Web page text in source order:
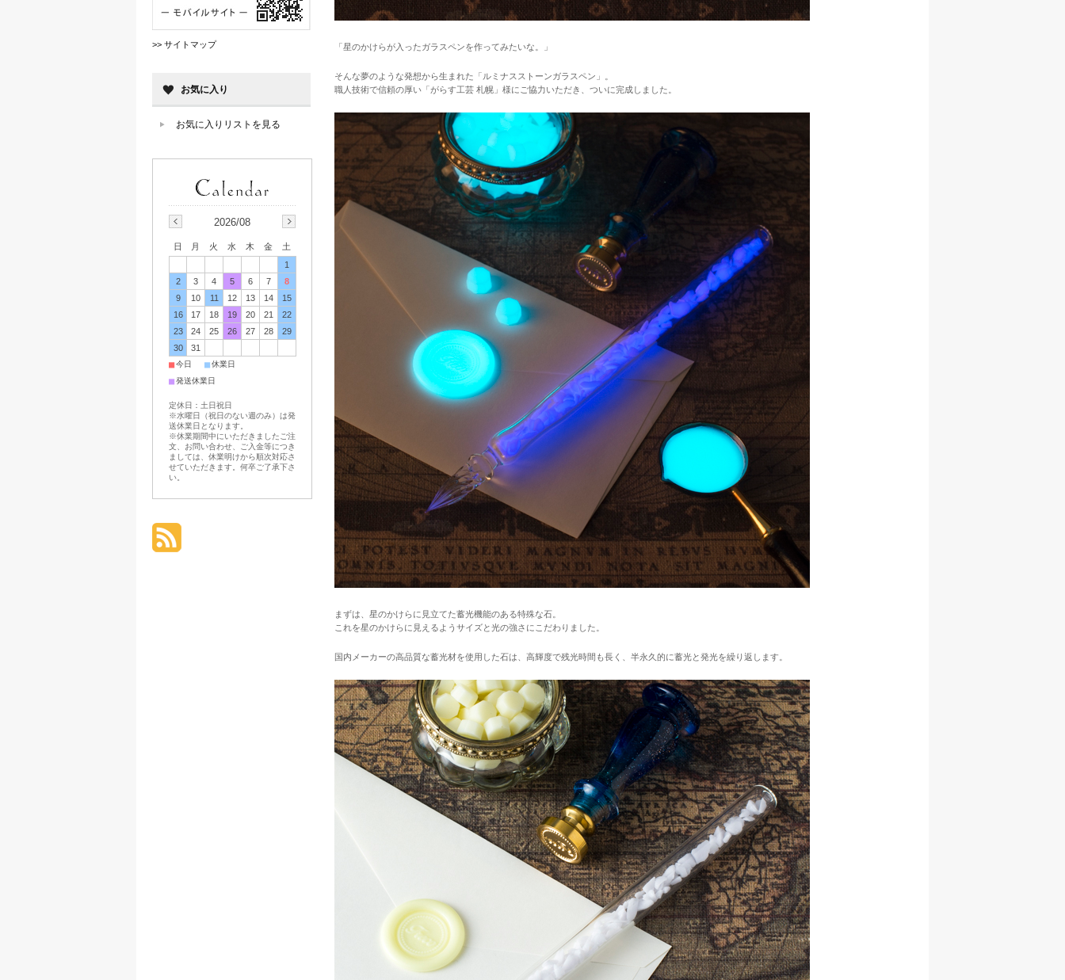
「星のかけらが入ったガラスペンを作ってみたいな。」
そんな夢のような発想から生まれた「ルミナスストーンガラスペン」。
職人技術で信頼の厚い「がらす工芸 札幌」様にご協力いただき、ついに完成しました。
まずは、星のかけらに見立てた蓄光機能のある特殊な石。
これを星のかけらに見えるようサイズと光の強さにこだわりました。
国内メーカーの高品質な蓄光材を使用した石は、高輝度で残光時間も長く、半永久的に蓄光と発光を繰り返します。
>> サイトマップ
お気に入り
お気に入りリストを見る
2026/08
日 月 火 水 木 金
土
1
2
3 4 5 6 7
8
9
10 11 12 13 14
15
16
17 18 19 20 21
22
23
24 25 26 27 28
29
30
31
■今日 ■休業日
■発送休業日
定休日：土日祝日
※水曜日（祝日のない週のみ）は発
送休業日となります。
※休業期間中にいただきましたご注
文、お問い合わせ、ご入金等につき
ましては、休業明けから順次対応さ
せていただきます。何卒ご了承下さ
い。